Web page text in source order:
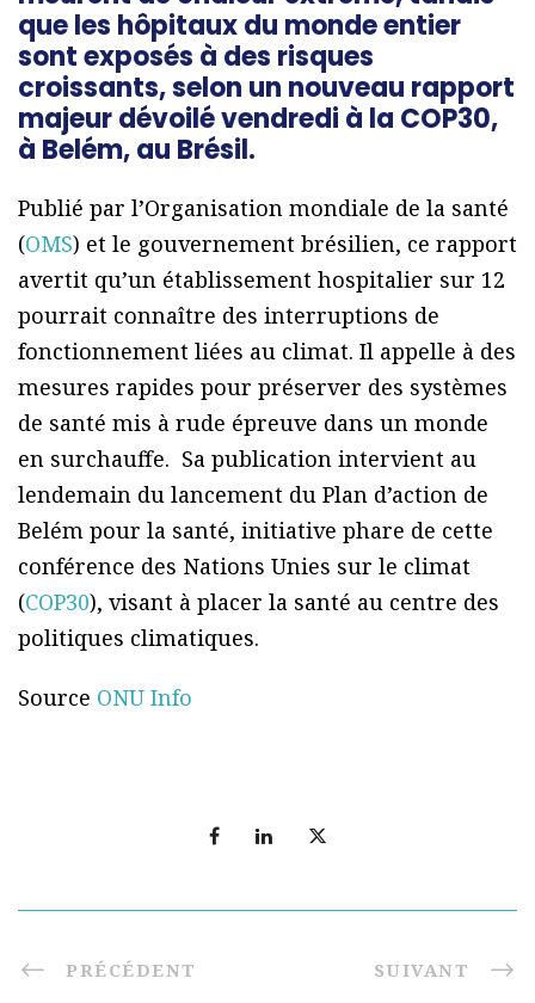
que les hôpitaux du monde entier
sont exposés à des risques
croissants, selon un nouveau rapport
majeur dévoilé vendredi à la COP30,
à Belém, au Brésil.
Publié par l’Organisation mondiale de la santé
(OMS) et le gouvernement brésilien, ce rapport
avertit qu’un établissement hospitalier sur 12
pourrait connaître des interruptions de
fonctionnement liées au climat. Il appelle à des
mesures rapides pour préserver des systèmes
de santé mis à rude épreuve dans un monde
en surchauffe. Sa publication intervient au
lendemain du lancement du Plan d’action de
Belém pour la santé, initiative phare de cette
conférence des Nations Unies sur le climat
(COP30), visant à placer la santé au centre des
politiques climatiques.
Source ONU Info
PRÉCÉDENT SUIVANT